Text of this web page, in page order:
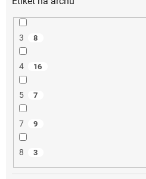
3 8
4 16
5 7
7 9
8 3